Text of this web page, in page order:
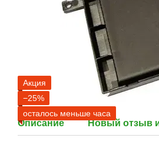
Акция
−25%
осталось меньше часа
Описание Новый отзыв